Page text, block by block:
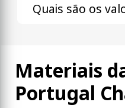
Quais são os
Materiais
Portugal